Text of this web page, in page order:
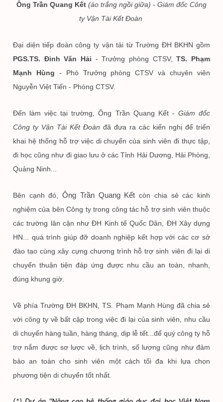
Ông Trần Quang Kết (áo trắng ngồi giữa) - Giám đốc Công
ty Vận Tài Kết Đoàn
Đại diện tiếp đoàn công ty vận tải từ Trường ĐH BKHN gồm
PGS.TS. Đinh Văn Hải - Trưởng phòng CTSV,TS. Phạm
Mạnh Hùng - Phó Trưởng phòng CTSV và chuyên viên
Nguyễn Việt Tiến - Phòng CTSV.
Đến làm việc tại trường, Ông Trần Quang Kết - Giám đốc
Công ty Vận Tài Kết Đoàn đã đưa ra các kiến nghị để triển
khai hệ thống hỗ trợ việc di chuyển của sinh viên đi thực tập,
đi học cũng như đi giao lưu ở các Tỉnh Hải Dương, Hải Phòng,
Quảng Ninh...
Bên cạnh đó,Ông Trần Quang Kết còn chia sẻ các kinh
nghiệm của bên Công ty trong công tác hỗ trợ sinh viên thuộc
các trường lân cận như ĐH Kinh tế Quốc Dân, ĐH Xây dựng
HN... quá trình giúp đỡ doanh nghiệp kết hợp với các cơ sở
đào tạo cùng xây cựng chương trình hỗ trợ sinh viên đi lại di
chuyển thuận tiện đáp ứng được nhu cầu an toàn, nhanh,
đúng khung giờ.
Về phía Trường ĐH BKHN, TS. Phạm Mạnh Hùng đã chia sẻ
với công ty về bất cập trong việc đi lại của sinh viên, nhu cầu
di chuyển hàng tuần, hàng tháng, dịp lễ tết...để quý công ty hỗ
trợ nắm được sơ lược về, lịch trình, số lượng cũng như đảm
bảo an toàn cho sinh viên một cách tối đa khi lựa chọn
phương tiện di chuyển tốt nhất.